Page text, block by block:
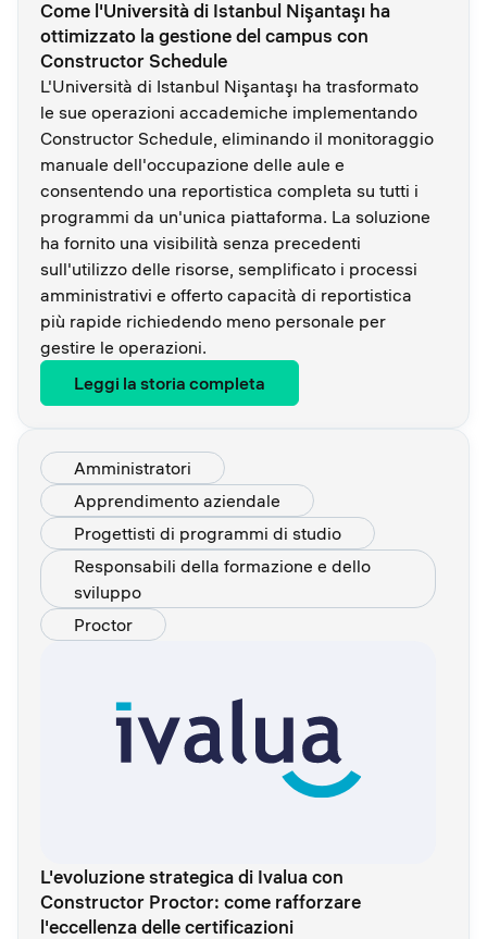
Come l'Università di Istanbul Nişantaşı ha
ottimizzato la gestione del campus con
Constructor Schedule
L'Università di Istanbul Nişantaşı ha trasformato
le sue operazioni accademiche implementando
Constructor Schedule, eliminando il monitoraggio
manuale dell'occupazione delle aule e
consentendo una reportistica completa su tutti i
programmi da un'unica piattaforma. La soluzione
ha fornito una visibilità senza precedenti
sull'utilizzo delle risorse, semplificato i processi
amministrativi e offerto capacità di reportistica
più rapide richiedendo meno personale per
gestire le operazioni.
Leggi la storia completa
Amministratori
Apprendimento aziendale
Progettisti di programmi di studio
Responsabili della formazione e dello
sviluppo
Proctor
L'evoluzione strategica di Ivalua con
Constructor Proctor: come rafforzare
l'eccellenza delle certificazioni